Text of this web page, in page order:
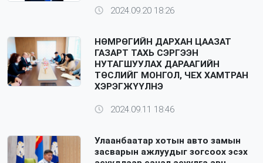
2024.09.20 18:26
НӨМРӨГИЙН ДАРХАН ЦААЗАТ
ГАЗАРТ ТАХЬ СЭРГЭЭН
НУТАГШУУЛАХ ДАРААГИЙН
ТӨСЛИЙГ МОНГОЛ, ЧЕХ ХАМТРАН
ХЭРЭГЖҮҮЛНЭ
2024.09.11 18:46
Улаанбаатар хотын авто замын
засварын ажлуудыг зогсоох эсэх